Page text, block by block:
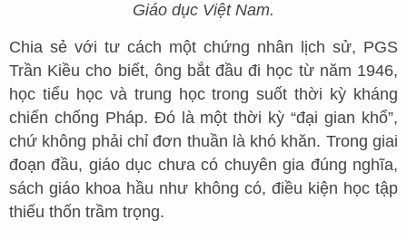
Giáo dục Việt Nam.
Chia sẻ với tư cách một chứng nhân lịch sử, PGS
Trần Kiều cho biết, ông bắt đầu đi học từ năm 1946,
học tiểu học và trung học trong suốt thời kỳ kháng
chiến chống Pháp. Đó là một thời kỳ “đại gian khổ”,
chứ không phải chỉ đơn thuần là khó khăn. Trong giai
đoạn đầu, giáo dục chưa có chuyên gia đúng nghĩa,
sách giáo khoa hầu như không có, điều kiện học tập
thiếu thốn trầm trọng.